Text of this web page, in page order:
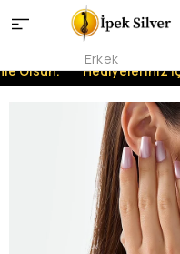
Olsun. Hediyeleriniz İçin
Erkek